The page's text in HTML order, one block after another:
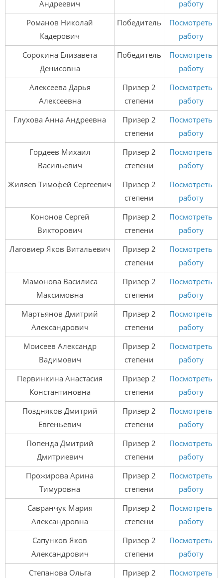
Андреевич
работу
Романов Николай
Кадерович
Победитель
Посмотреть
работу
Сорокина Елизавета
Денисовна
Победитель
Посмотреть
работу
Алексеева Дарья
Алексеевна
Призер 2
степени
Посмотреть
работу
Глухова Анна Андреевна
Призер 2
степени
Посмотреть
работу
Гордеев Михаил
Васильевич
Призер 2
степени
Посмотреть
работу
Жиляев Тимофей Сергеевич
Призер 2
степени
Посмотреть
работу
Кононов Сергей
Викторович
Призер 2
степени
Посмотреть
работу
Лаговиер Яков Витальевич
Призер 2
степени
Посмотреть
работу
Мамонова Василиса
Максимовна
Призер 2
степени
Посмотреть
работу
Мартьянов Дмитрий
Александрович
Призер 2
степени
Посмотреть
работу
Моисеев Александр
Вадимович
Призер 2
степени
Посмотреть
работу
Первинкина Анастасия
Константиновна
Призер 2
степени
Посмотреть
работу
Поздняков Дмитрий
Евгеньевич
Призер 2
степени
Посмотреть
работу
Попенда Дмитрий
Дмитриевич
Призер 2
степени
Посмотреть
работу
Прожирова Арина
Тимуровна
Призер 2
степени
Посмотреть
работу
Савранчук Мария
Александровна
Призер 2
степени
Посмотреть
работу
Сапунков Яков
Александрович
Призер 2
степени
Посмотреть
работу
Степанова Ольга
Призер 2
Посмотреть